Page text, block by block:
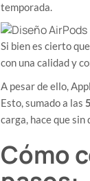
temporada.
Si bien es cierto
con una calidad y
​A pesar de ello,
Esto, sumado a las
carga, hace que sin
Cómo